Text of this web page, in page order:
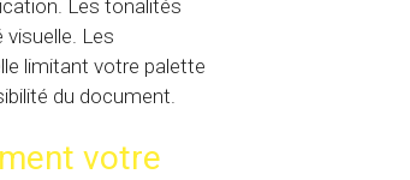
Les tonalités
Les
limitant votre palette
du document.
votre